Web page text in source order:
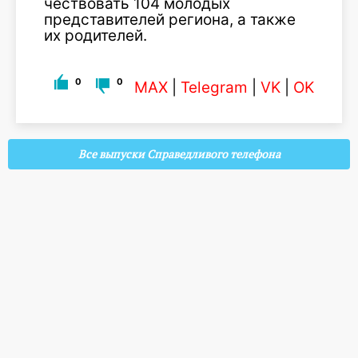
представителей региона, а также
их родителей.
0 0 MAX Telegram VK OK
Все выпуски Справедливого телефона